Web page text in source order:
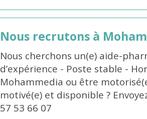
Nous recrutons à
Nous cherchons un(e) aide-
d’expérience - Poste stable -
Mohammedia ou être
motivé(e) et disponible ?
57 53 66 07